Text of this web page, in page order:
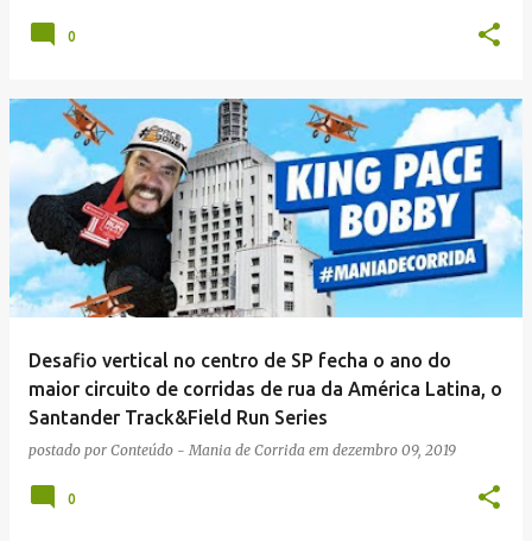
0
Desafio vertical no centro de SP fecha o ano do
maior circuito de corridas de rua da América Latina, o
Santander Track&Field Run Series
postado por Conteúdo - Mania de Corrida em dezembro 09, 2019
0